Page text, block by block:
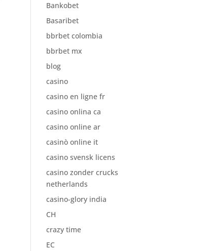
Bankobet
Basaribet
bbrbet colombia
bbrbet mx
blog
casino
casino en ligne fr
casino onlina ca
casino online ar
casinò online it
casino svensk licens
casino zonder crucks
netherlands
casino-glory india
CH
crazy time
EC